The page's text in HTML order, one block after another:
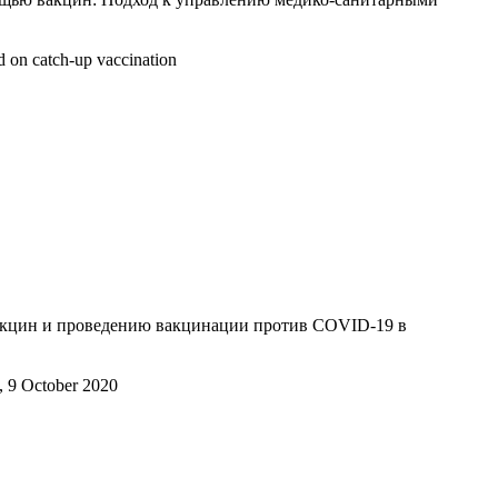
on catch-up vaccination
и проведению вакцинации против COVID-19 в
9 October 2020